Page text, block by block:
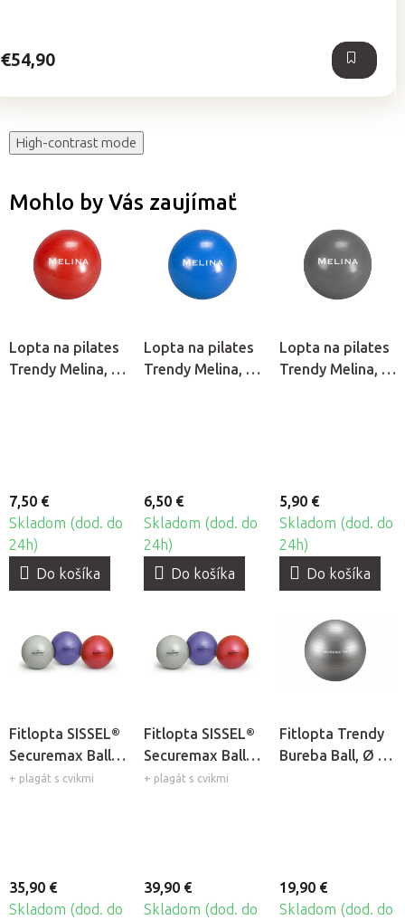
€54,90
High-contrast mode
Mohlo by Vás zaujímať
Lopta na pilates
Trendy Melina, Ø
7,50 €
Skladom (dod. do
24h)
Do košíka
Lopta na pilates
Trendy Melina, Ø
6,50 €
Skladom (dod. do
24h)
Do košíka
Lopta na pilates
Trendy Melina, Ø
5,90 €
Skladom (dod. do
24h)
Do košíka
Fitlopta SISSEL®
Securemax Ball -
Ø 65 cm
+ plagát s cvikmi
35,90 €
Skladom (dod. do
Fitlopta SISSEL®
Securemax Ball -
Ø 75 cm
+ plagát s cvikmi
39,90 €
Skladom (dod. do
Fitlopta Trendy
Bureba Ball, Ø 75
19,90 €
Skladom (dod. do